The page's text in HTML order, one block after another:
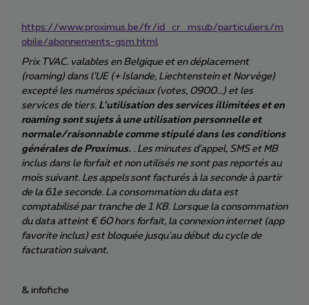
https://www.proximus.be/fr/id_cr_msub/particuliers/m
obile/abonnements-gsm.html
Prix TVAC. valables en Belgique et en déplacement
(roaming) dans l'UE (+ Islande, Liechtenstein et Norvège)
excepté les numéros spéciaux (votes, 0900...) et les
services de tiers. L’utilisation des services illimitées et en
roaming sont sujets à une utilisation personnelle et
normale/raisonnable comme stipulé dans les conditions
générales de Proximus. . Les minutes d'appel, SMS et MB
inclus dans le forfait et non utilisés ne sont pas reportés au
mois suivant. Les appels sont facturés à la seconde à partir
de la 61e seconde. La consommation du data est
comptabilisé par tranche de 1 KB. Lorsque la consommation
du data atteint € 60 hors forfait, la connexion internet (app
favorite inclus) est bloquée jusqu'au début du cycle de
facturation suivant.
& infofiche